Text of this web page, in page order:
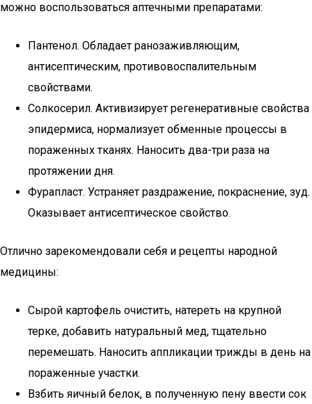
можно воспользоваться аптечными препаратами:
Пантенол. Обладает ранозаживляющим,
антисептическим, противовоспалительным
свойствами.
Солкосерил. Активизирует регенеративные свойства
эпидермиса, нормализует обменные процессы в
пораженных тканях. Наносить два-три раза на
протяжении дня.
Фурапласт. Устраняет раздражение, покраснение, зуд.
Оказывает антисептическое свойство.
Отлично зарекомендовали себя и рецепты народной
медицины:
Сырой картофель очистить, натереть на крупной
терке, добавить натуральный мед, тщательно
перемешать. Наносить аппликации трижды в день на
пораженные участки.
Взбить яичный белок, в полученную пену ввести сок